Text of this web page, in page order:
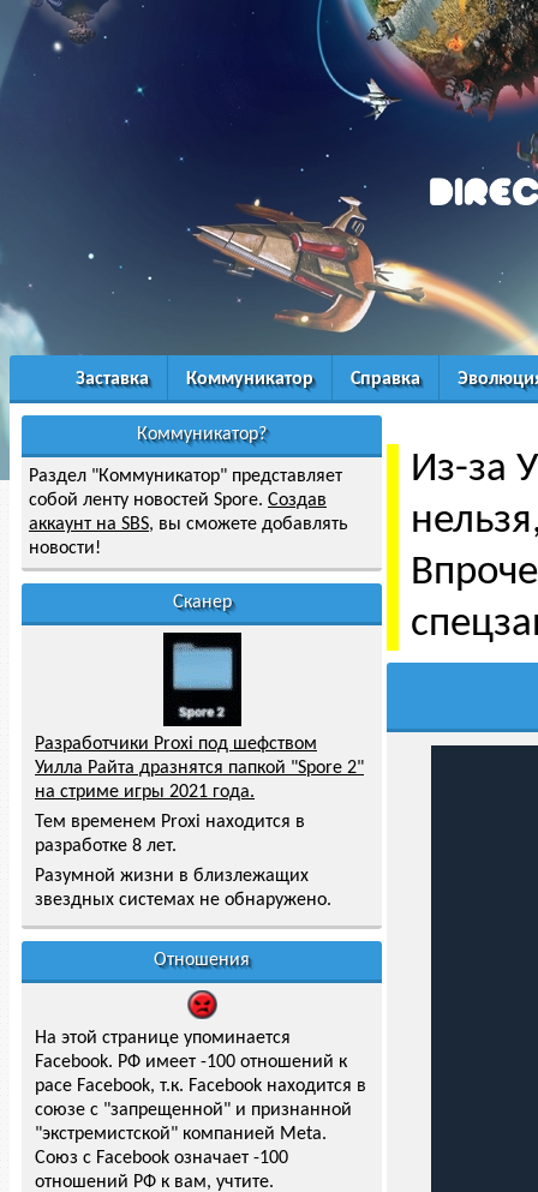
Заставка Коммуникатор Справка
Коммуникатор?
Раздел "Коммуникатор" представляет
собой ленту новостей Spore. Создав
аккаунт на SBS, вы сможете добавлять
новости!
Сканер
Разработчики Proxi под шефством
Уилла Райта дразнятся папкой "Spore 2"
на стриме игры 2021 года.
Тем временем Proxi находится в
разработке 8 лет.
Разумной жизни в близлежащих
звездных системах не обнаружено.
Отношения
На этой странице упоминается
Facebook. РФ имеет -100 отношений к
расе Facebook, т.к. Facebook находится в
союзе с "запрещенной" и признанной
"экстремистской" компанией Meta.
Союз с Facebook означает -100
отношений РФ к вам, учтите.
Из-за